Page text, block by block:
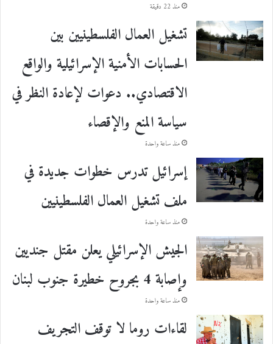
منذ 22 دقيقة
تشغيل العمال الفلسطينيين بين
الحسابات الأمنية الإسرائيلية والواقع
الاقتصادي.. دعوات لإعادة النظر في
سياسة المنع والإقصاء
منذ ساعة واحدة
إسرائيل تدرس خطوات جديدة في
ملف تشغيل العمال الفلسطينيين
منذ ساعة واحدة
الجيش الإسرائيلي يعلن مقتل جنديين
وإصابة 4 بجروح خطيرة جنوب لبنان
منذ ساعة واحدة
لقاءات روما لا توقف التجريف